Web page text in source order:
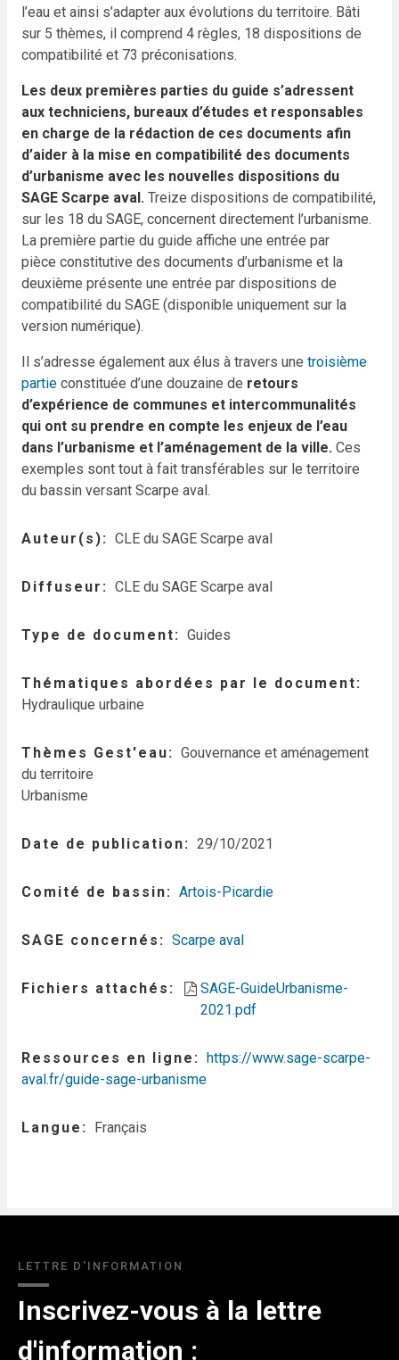
l’eau et ainsi s’adapter aux évolutions du territoire. Bâti
sur 5 thèmes, il comprend 4 règles, 18 dispositions de
compatibilité et 73 préconisations.
Les deux premières parties du guide s’adressent
aux techniciens, bureaux d’études et responsables
en charge de la rédaction de ces documents afin
d’aider à la mise en compatibilité des documents
d’urbanisme avec les nouvelles dispositions du
SAGE Scarpe aval. Treize dispositions de compatibilité,
sur les 18 du SAGE, concernent directement l’urbanisme.
La première partie du guide affiche une entrée par
pièce constitutive des documents d’urbanisme et la
deuxième présente une entrée par dispositions de
compatibilité du SAGE (disponible uniquement sur la
version numérique).
Il s’adresse également aux élus à travers une troisième
partie constituée d’une douzaine de retours
d’expérience de communes et intercommunalités
qui ont su prendre en compte les enjeux de l’eau
dans l’urbanisme et l’aménagement de la ville. Ces
exemples sont tout à fait transférables sur le territoire
du bassin versant Scarpe aval.
Auteur(s) CLE du SAGE Scarpe aval
Diffuseur CLE du SAGE Scarpe aval
Type de document Guides
Thématiques abordées par le document
Hydraulique urbaine
Thèmes Gest'eau
Gouvernance et aménagement
du territoire
Urbanisme
Date de publication 29/10/2021
Comité de bassin Artois-Picardie
SAGE concernés Scarpe aval
Fichiers attachés
SAGE-GuideUrbanisme-
2021.pdf
Ressources en ligne
https://www.sage-scarpe-
aval.fr/guide-sage-urbanisme
Langue Français
LETTRE D'INFORMATION
Inscrivez-vous à la lettre
d'information :